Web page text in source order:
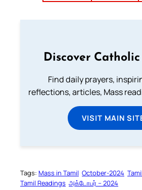
Discover
Find daily prayers,
reflections, articles, Mass
VISIT MAIN
Tags: Mass in Tamil October-2024
Tamil Readings அக்டோபர் – 2024